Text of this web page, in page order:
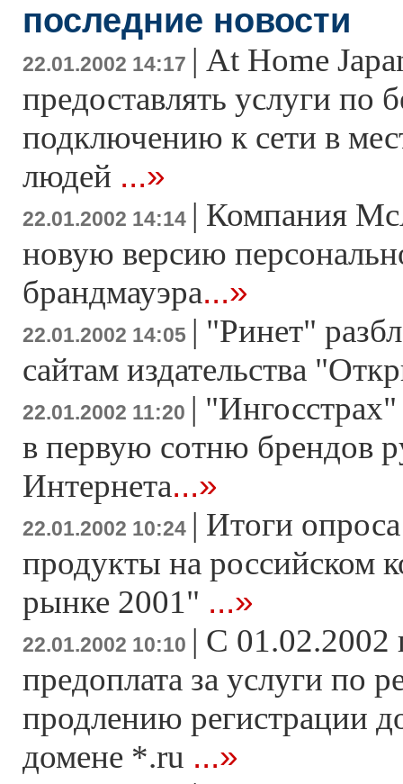
последние новости
22.01.2002 14:17 | At Home
предоставлять услуги по
подключению к сети в
людей ...»
22.01.2002 14:14 | Компания
новую версию
брандмауэра...»
22.01.2002 14:05 | "Ринет"
сайтам издательства
22.01.2002 11:20 |
в первую сотню брендов
Интернета...»
22.01.2002 10:24 | Итоги
продукты на российском
рынке 2001" ...»
22.01.2002 10:10 | C 01.02.2002
предоплата за услуги по
продлению регистрации
домене *.ru ...»